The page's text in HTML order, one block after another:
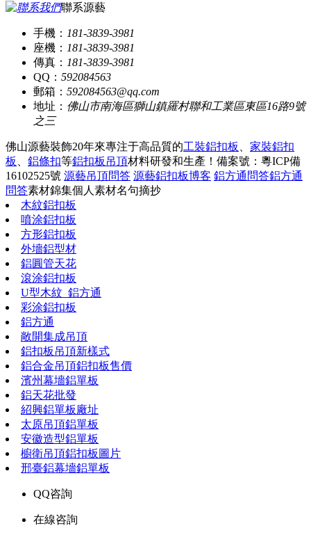
聯系源藝
手機： 181-3839-3981
座機： 181-3839-3981
傳真： 181-3839-3981
QQ： 592084563
郵箱： 592084563@qq.com
地址： 佛山市南海區獅山鎮羅村聯和工業區東區16路9號
之三
佛山源藝裝飾20年來專注于高品質的工裝鋁扣板
家裝鋁扣
板
鋁條扣等鋁扣板吊頂材料研發和生產！ 備案號：粵ICP備
16102525號 源藝吊頂問答 源藝鋁扣板博客 鋁方通問答鋁方通
問答素材錦集個人素材名句摘抄
木紋鋁扣板
噴涂鋁扣板
方形鋁扣板
外墻鋁型材
鋁圓管天花
滾涂鋁扣板
U型木紋_鋁方通
彩涂鋁扣板
鋁方通
敞開集成吊頂
鋁扣板吊頂新樣式
鋁合金吊頂鋁扣板售價
濱州幕墻鋁單板
鋁天花批發
紹興鋁單板廠址
太原吊頂鋁單板
安徽造型鋁單板
櫥衛吊頂鋁扣板圖片
邢臺鋁幕墻鋁單板
QQ咨詢
在線咨詢